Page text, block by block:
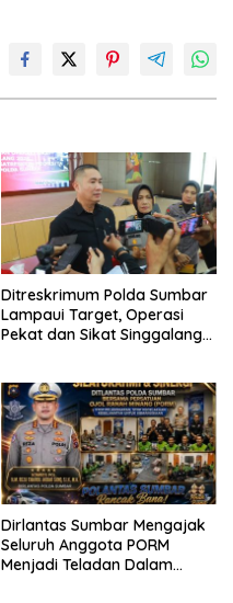
Ditreskrimum Polda Sumbar
Lampaui Target, Operasi
Pekat dan Sikat Singgalang
Dirlantas Sumbar Mengajak
Seluruh Anggota PORM
Menjadi Teladan Dalam